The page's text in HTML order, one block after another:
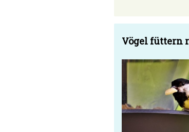
Vögel füttern